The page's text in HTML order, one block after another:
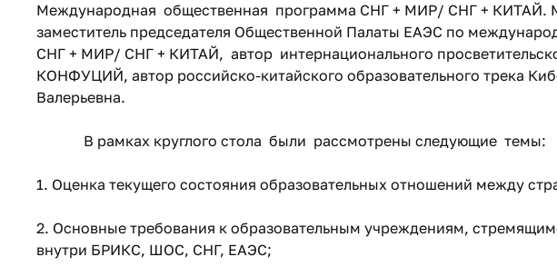
Международная общественная программа СНГ + МИР/ СНГ + КИТАЙ.
заместитель председателя Общественной Палаты ЕАЭС по
СНГ + МИР/ СНГ + КИТАЙ, автор интернационального
КОНФУЦИЙ, автор российско-китайского образовательного трека
Валерьевна.
В рамках круглого стола были рассмотрены следующие темы:
1. Оценка текущего состояния образовательных отношений между
2. Основные требования к образовательным учреждениям,
внутри БРИКС, ШОС, СНГ, ЕАЭС;